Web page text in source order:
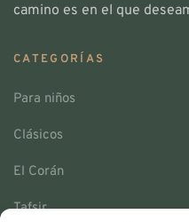
camino es en el que
CATEGORÍAS
Para niños
Clásicos
El Corán
Tafsir